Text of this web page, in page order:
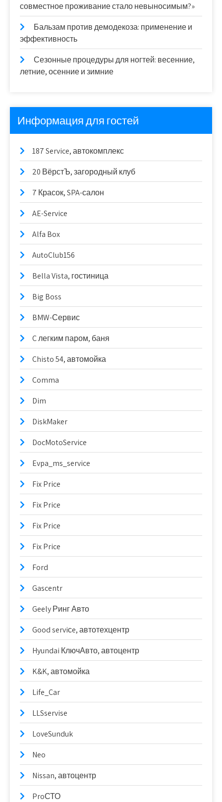
совместное проживание стало невыносимым?»
Бальзам против демодекоза: применение и
эффективность
Сезонные процедуры для ногтей: весенние,
летние, осенние и зимние
Информация для гостей
187 Service, автокомплекс
20 ВёрстЪ, загородный клуб
7 Красок, SPA-салон
AE-Service
Alfa Box
AutoClub156
Bella Vista, гостиница
Big Boss
BMW-Сервис
C легким паром, баня
Chisto 54, автомойка
Comma
Dim
DiskMaker
DocMotoService
Evpa_ms_service
Fix Price
Fix Price
Fix Price
Fix Price
Ford
Gascentr
Geely Ринг Авто
Good serviсe, автотехцентр
Hyundai КлючАвто, автоцентр
K&K, автомойка
Life_Car
LLSservise
LoveSunduk
Neo
Nissan, автоцентр
ProСТО